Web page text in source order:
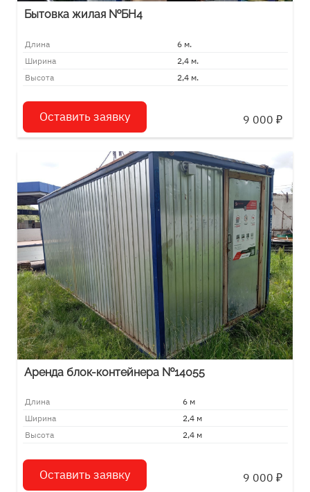
Бытовка жилая №БН4
Длина
6 м.
Ширина
2,4 м.
Высота
2,4 м.
Оставить заявку 9 000 ₽
Аренда блок-контейнера №14055
Длина
6 м
Ширина
2,4 м
Высота
2,4 м
Оставить заявку 9 000 ₽